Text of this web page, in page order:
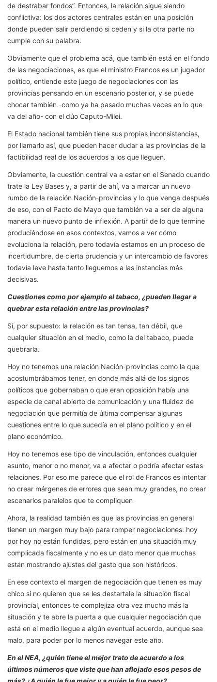
de destrabar fondos”. Entonces, la relación sigue siendo
conflictiva: los dos actores centrales están en una posición
donde pueden salir perdiendo si ceden y si la otra parte no
cumple con su palabra.
Obviamente que el problema acá, que también está en el fondo
de las negociaciones, es que el ministro Francos es un jugador
político, entiende este juego de negociaciones con las
provincias pensando en un escenario posterior, y se puede
chocar también -como ya ha pasado muchas veces en lo que
va del año- con el dúo Caputo-Milei.
El Estado nacional también tiene sus propias inconsistencias,
por llamarlo así, que pueden hacer dudar a las provincias de la
factibilidad real de los acuerdos a los que lleguen.
Obviamente, la cuestión central va a estar en el Senado cuando
trate la Ley Bases y, a partir de ahí, va a marcar un nuevo
rumbo de la relación Nación-provincias y lo que venga después
de eso, con el Pacto de Mayo que también va a ser de alguna
manera un nuevo punto de inflexión. A partir de lo que termine
produciéndose en esos contextos, vamos a ver cómo
evoluciona la relación, pero todavía estamos en un proceso de
incertidumbre, de cierta prudencia y un intercambio de favores
todavía leve hasta tanto lleguemos a las instancias más
decisivas.
Cuestiones como por ejemplo el tabaco, ¿pueden llegar a
quebrar esta relación entre las provincias?
Sí, por supuesto: la relación es tan tensa, tan débil, que
cualquier situación en el medio, como la del tabaco, puede
quebrarla.
Hoy no tenemos una relación Nación-provincias como la que
acostumbrábamos tener, en donde más allá de los signos
políticos que gobernaban o que eran oposición había una
especie de canal abierto de comunicación y una fluidez de
negociación que permitía de última compensar algunas
cuestiones entre lo que sucedía en el plano político y en el
plano económico.
Hoy no tenemos ese tipo de vinculación, entonces cualquier
asunto, menor o no menor, va a afectar o podría afectar estas
relaciones. Por eso me parece que el rol de Francos es intentar
no crear márgenes de errores que sean muy grandes, no crear
escenarios paralelos que te compliquen
Ahora, la realidad también es que las provincias en general
tienen un margen muy bajo para romper negociaciones: hoy
por hoy no están fundidas, pero están en una situación muy
complicada fiscalmente y no es un dato menor que muchas
están mostrando ajustes del gasto que son históricos.
En ese contexto el margen de negociación que tienen es muy
chico si no quieren que se les destartale la situación fiscal
provincial, entonces te complejiza otra vez mucho más la
situación y te abre la puerta a que cualquier negociación que
está en el medio llegue a algún eventual acuerdo, aunque sea
malo, para poder por lo menos navegar este año.
En el NEA, ¿quién tiene el mejor trato de acuerdo a los
últimos números que viste que han aflojado esos pesos de